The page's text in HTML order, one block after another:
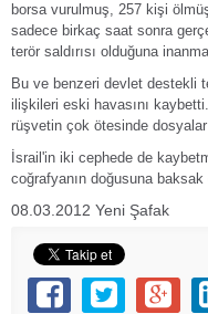
borsa vurulmuş, 257 kişi
sadece birkaç saat sonra
terör saldırısı olduğuna
Bu ve benzeri devlet destekli
ilişkileri eski havasını
rüşvetin çok ötesinde dosyalar
İsrail'in iki cephede de
coğrafyanın doğusuna
08.03.2012 Yeni Şafak